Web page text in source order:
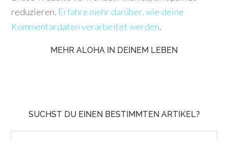
reduzieren. Erfahre mehr darüber, wie deine
Kommentardaten verarbeitet werden.
MEHR ALOHA IN DEINEM LEBEN
SUCHST DU EINEN BESTIMMTEN ARTIKEL?